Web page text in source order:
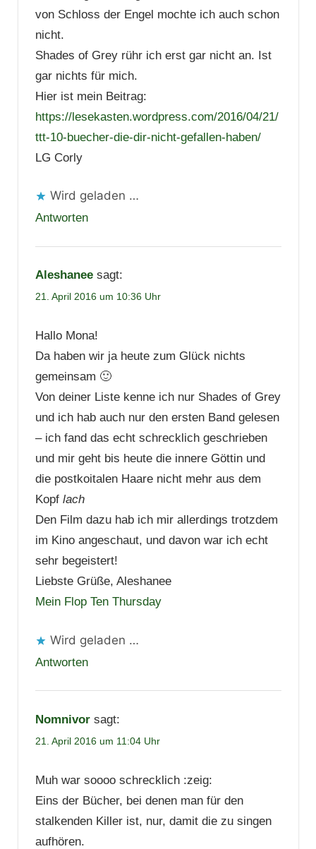
von Schloss der Engel mochte ich auch schon
nicht.
Shades of Grey rühr ich erst gar nicht an. Ist
gar nichts für mich.
Hier ist mein Beitrag:
https://lesekasten.wordpress.com/2016/04/21/
ttt-10-buecher-die-dir-nicht-gefallen-haben/
LG Corly
Wird geladen …
Antworten
Aleshanee sagt:
21. April 2016 um 10:36 Uhr
Hallo Mona!
Da haben wir ja heute zum Glück nichts
gemeinsam 🙂
Von deiner Liste kenne ich nur Shades of Grey
und ich hab auch nur den ersten Band gelesen
– ich fand das echt schrecklich geschrieben
und mir geht bis heute die innere Göttin und
die postkoitalen Haare nicht mehr aus dem
Kopf lach
Den Film dazu hab ich mir allerdings trotzdem
im Kino angeschaut, und davon war ich echt
sehr begeistert!
Liebste Grüße, Aleshanee
Mein Flop Ten Thursday
Wird geladen …
Antworten
Nomnivor sagt:
21. April 2016 um 11:04 Uhr
Muh war soooo schrecklich :zeig:
Eins der Bücher, bei denen man für den
stalkenden Killer ist, nur, damit die zu singen
aufhören.